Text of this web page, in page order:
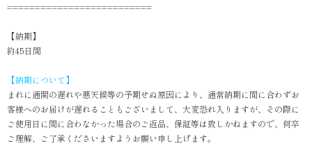
==========================
【納期】
約45日間
【納期について】
まれに通関の遅れや悪天候等の予期せぬ原因により、通常納期に間に合わずお
客様へのお届けが遅れることもございまして、大変恐れ入りますが、その際に
ご使用日に間に合わなかった場合のご返品、保証等は致しかねますので、何卒
ご理解、ご了承くださいますようお願い申し上げます。